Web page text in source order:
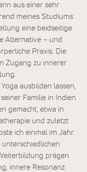
aus einer sehr
meines Studiums
eine beidseitige
Alternative – und
Praxis. Die
Zugang zu innerer
ausbilden lassen,
Familie in Indien
gemacht, etwa in
und zuletzt
ich einmal im Jahr
prägen
innere Resonanz